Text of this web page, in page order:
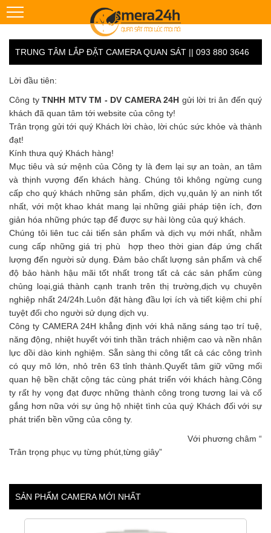
TRUNG TÂM LẮP ĐẶT CAMERA QUAN SÁT || 093 880 3646
Lời đầu tiên:
Công ty TNHH MTV TM - DV CAMERA 24H gửi lời tri ân đến quý
khách đã quan tâm tới website của công ty!
Trân trọng gửi tới quý Khách lời chào, lời chúc sức khỏe và thành
đạt!
Kính thưa quý Khách hàng!
Mục tiêu và sứ mệnh của Công ty là đem lại sự an toàn, an tâm
và thịnh vượng đến khách hàng. Chúng tôi không ngừng cung
cấp cho quý khách những sản phẩm, dịch vụ,quản lý an ninh tốt
nhất, với một khao khát mang lại những giải pháp tiện ích, đơn
giản hóa những phức tạp để được sự hài lòng của quý khách.
Chúng tôi liên tuc cải tiến sản phẩm và dịch vụ mới nhất, nhằm
cung cấp những giá trị phù hợp theo thời gian đáp ứng chất
lượng đến người sử dụng. Đảm bảo chất lượng sản phẩm và chế
độ bảo hành hậu mãi tốt nhất trong tất cả các sản phẩm cùng
chủng loại,giá thành cạnh tranh trên thị trường,dịch vụ chuyên
nghiệp nhất 24/24h.Luôn đặt hàng đầu lợi ích và tiết kiệm chi phí
tuyệt đối cho người sử dụng dịch vụ.
Công ty CAMERA 24H khẳng định với khả năng sáng tạo trí tuệ,
năng động, nhiệt huyết với tinh thần trách nhiệm cao và nền nhân
lực dồi dào kinh nghiệm. Sẵn sàng thi công tất cả các công trình
có quy mô lớn, nhỏ trên 63 tỉnh thành.Quyết tâm giữ vững mối
quan hệ bền chặt cộng tác cùng phát triển với khách hàng.Công
ty rất hy vọng đạt được những thành công trong tương lai và cố
gắng hơn nữa với sự ủng hộ nhiệt tình của quý Khách đối với sự
phát triển bền vững của công ty.
Với phương châm “
Trân trọng phục vụ từng phút,từng giây”
SẢN PHẨM CAMERA MỚI NHẤT